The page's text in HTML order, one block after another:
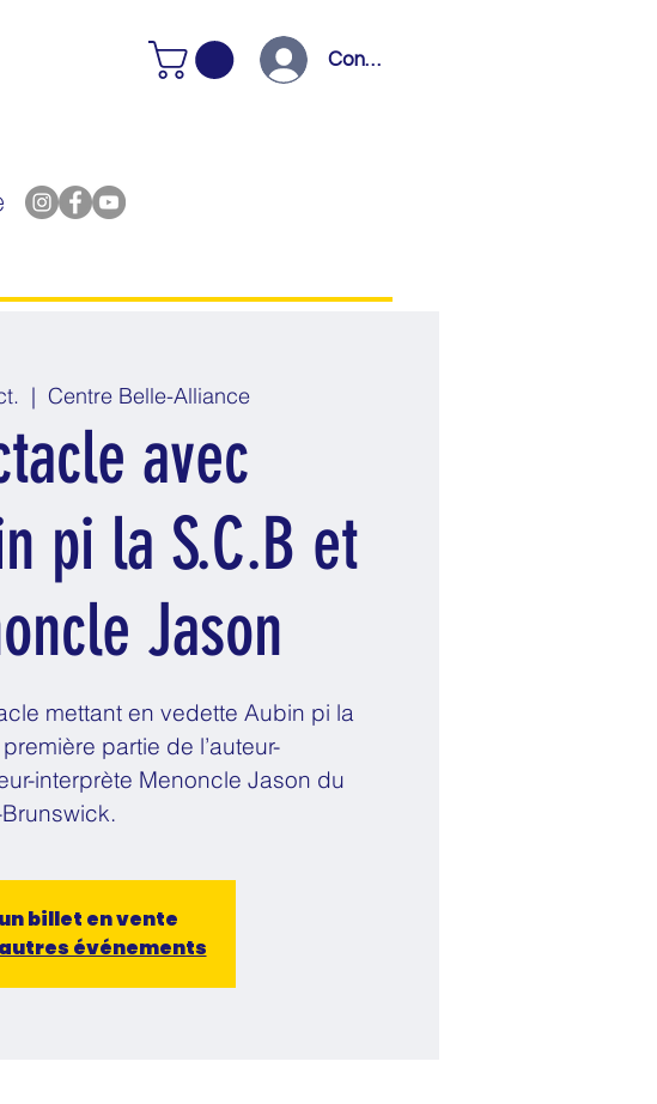
Connexion
  |
Centre Belle-Alliance
avec
pi la S.C.B et
Jason
mettant en vedette Aubin pi la
partie de l’auteur-
interprète Menoncle Jason du
billet en vente
événements